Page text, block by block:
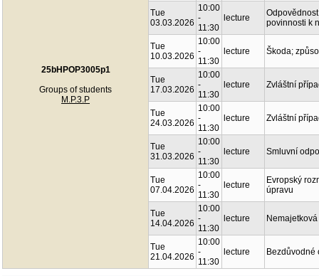
25bHPOP3005p1
Groups of students
M.P.3.P
Tue
03.03.2026
10:00
-
11:30
lecture
povinnosti k
Tue
10.03.2026
10:00
-
11:30
lecture Škoda;
Tue
17.03.2026
10:00
-
11:30
lecture Zvláštní
Tue
24.03.2026
10:00
-
11:30
lecture Zvláštní
Tue
31.03.2026
10:00
-
11:30
lecture Smluvní
Tue
07.04.2026
10:00
-
11:30
lecture
Evropský
úpravu
Tue
14.04.2026
10:00
-
11:30
lecture
Tue
21.04.2026
10:00
-
11:30
lecture Bezdůvodné